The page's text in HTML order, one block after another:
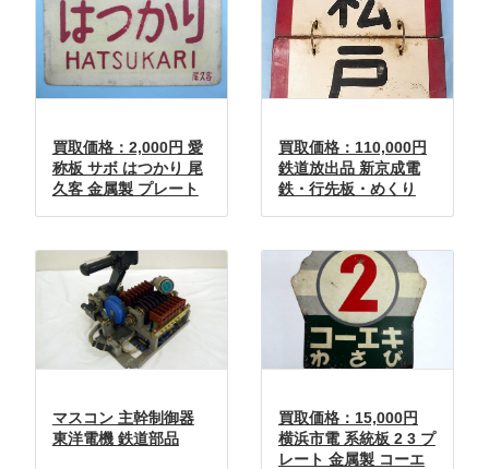
買取価格：2,000円 愛
称板 サボ はつかり 尾
久客 金属製 プレート
買取価格：110,000円
鉄道放出品 新京成電
鉄・行先板・めくり
マスコン 主幹制御器
東洋電機 鉄道部品
買取価格：15,000円
横浜市電 系統板 2 3 プ
レート 金属製 コーエ